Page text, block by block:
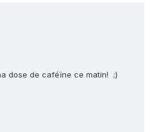
dose de caféïne ce matin! ;)